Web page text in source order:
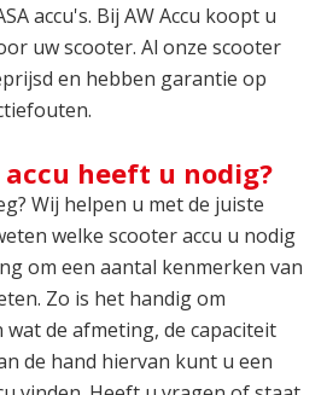
accu's. Bij AW Accu koopt u
uw scooter. Al onze scooter
en hebben garantie op
heeft u nodig?
Wij helpen u met de juiste
welke scooter accu u nodig
om een aantal kenmerken van
Zo is het handig om
de afmeting, de capaciteit
de hand hiervan kunt u een